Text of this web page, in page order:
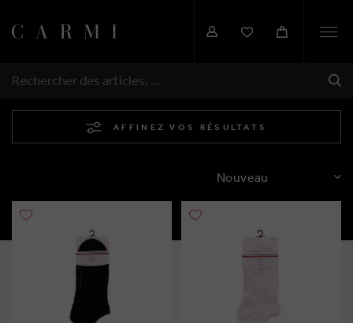
RECHERCHER
AFFINEZ VOS RÉSULTATS
TRIER